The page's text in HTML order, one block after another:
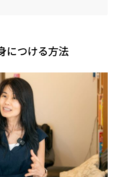
につける方法